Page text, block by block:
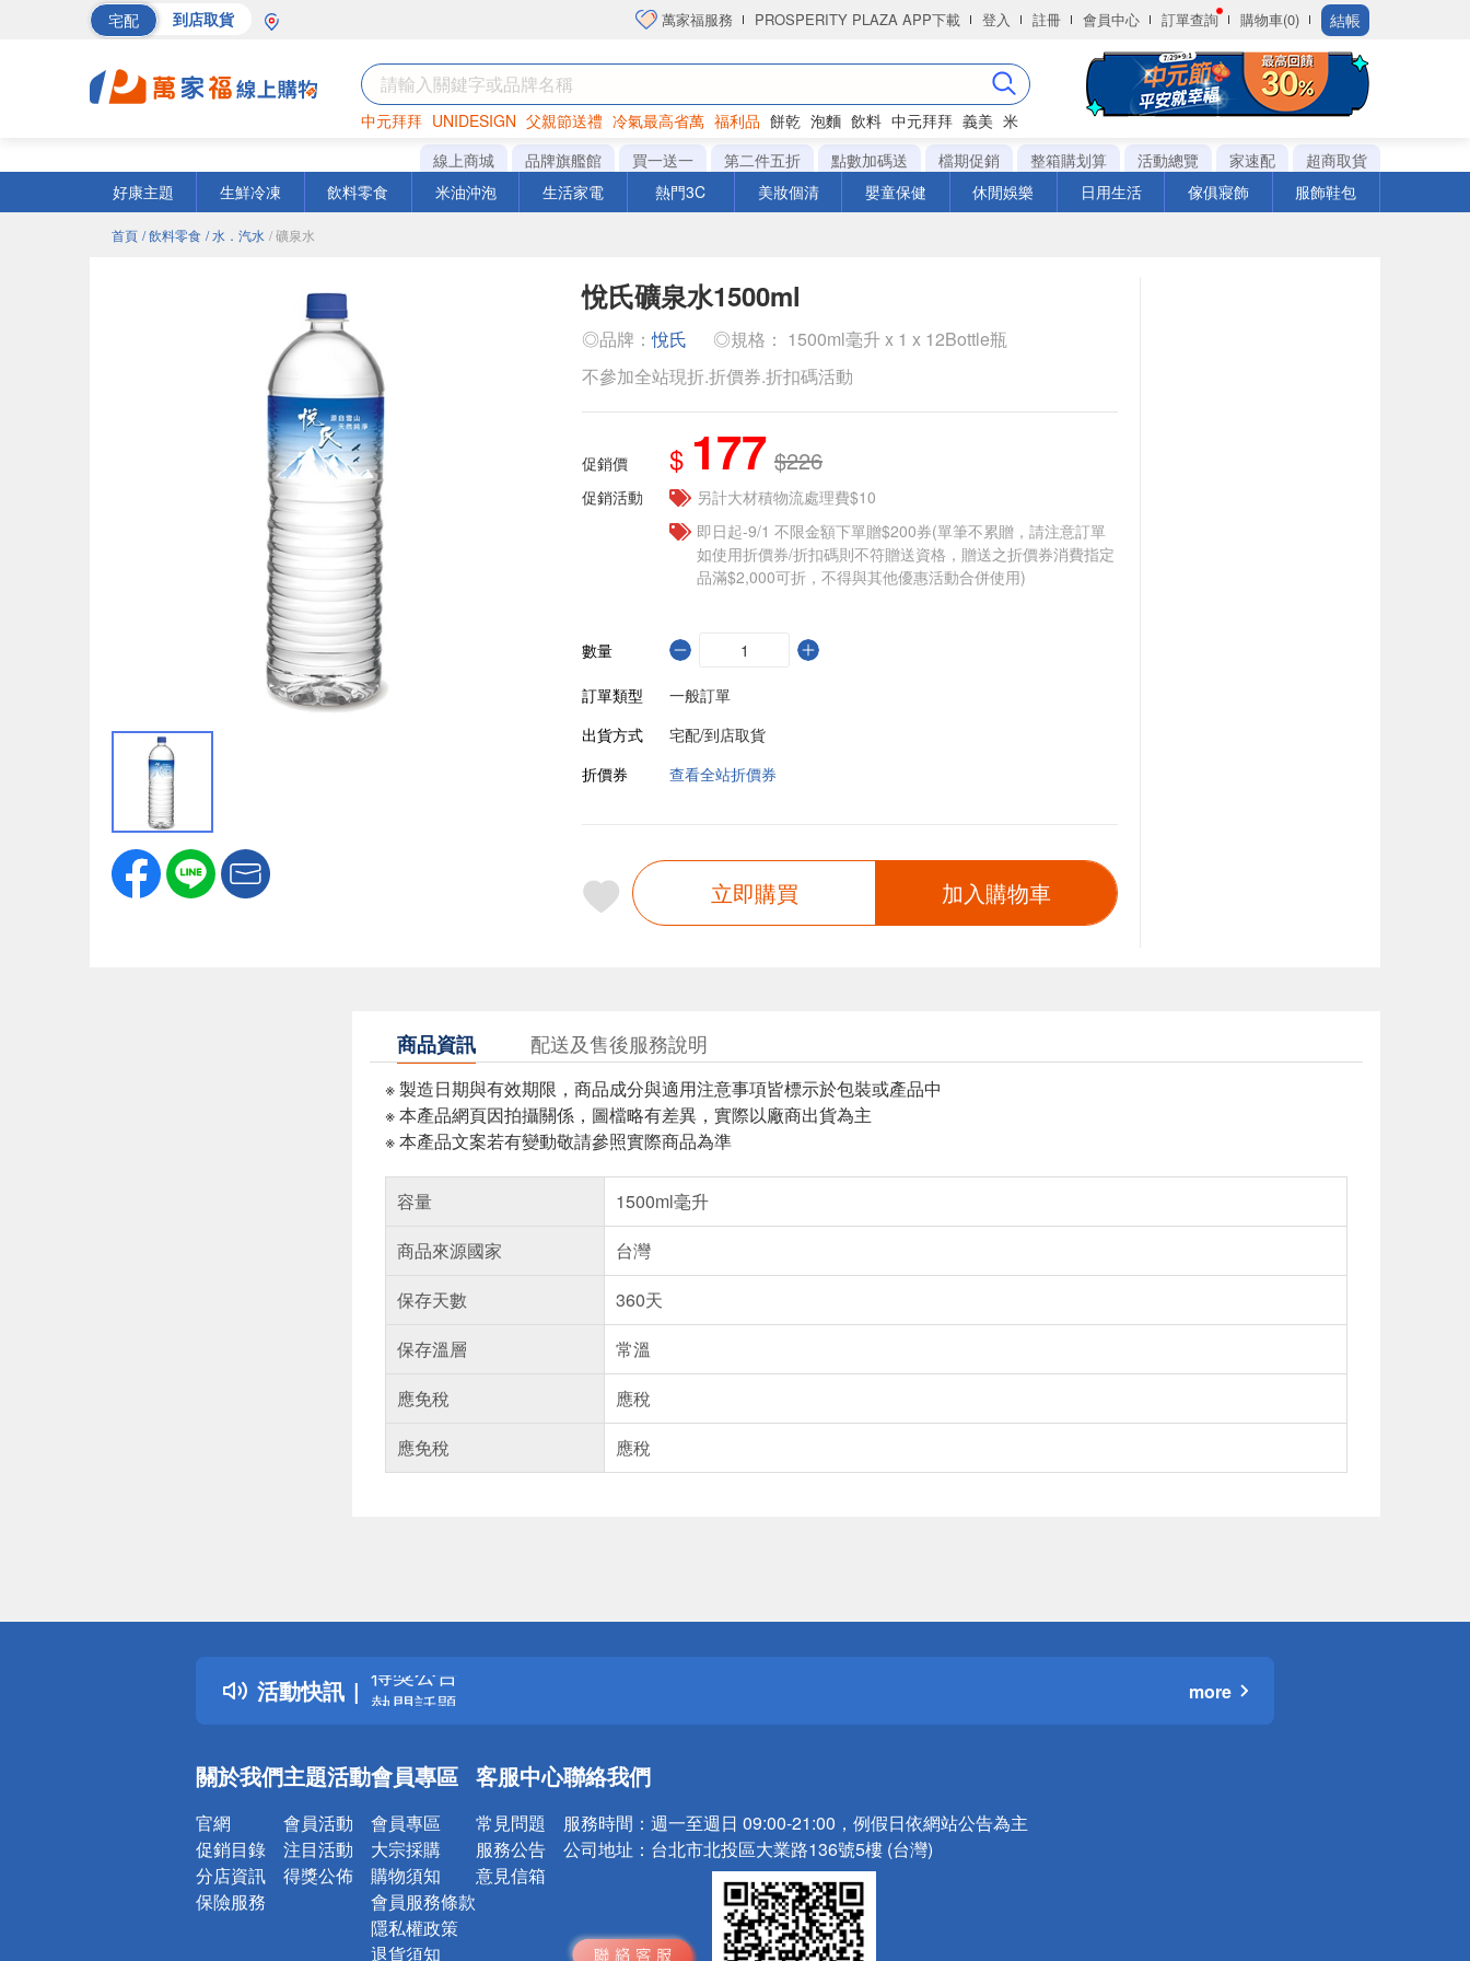
宅配 到店取貨 萬家福服務 PROSPERITY PLAZA APP下載 登入 註冊 會員中心 訂單查詢 購物車(0) 結帳
中元拜拜 UNIDESIGN 父親節送禮 冷氣最高省萬 福利品 餅乾 泡麵 飲料 中元拜拜 義美 米
罐頭 海苔 洋芋片
線上商城 品牌旗艦館 買一送一 第二件五折 點數加碼送 檔期促銷 整箱購划算 活動總覽 家速配
超商取貨
好康主題
生鮮冷凍 飲料零食 米油沖泡 生活家電 熱門3C 美妝個清 嬰童保健 休閒娛樂 日用生活 傢俱寢飾 服飾鞋包
首頁 / 飲料零食 / 水．汽水 / 礦泉水
悅氏礦泉水1500ml
◎品牌：悅氏
◎規格： 1500ml毫升 x 1 x 12Bottle瓶
不參加全站現折.折價券.折扣碼活動
促銷價 $ 177 $226
促銷活動
另計大材積物流處理費$10
即日起-9/1 不限金額下單贈$200券(單筆不累贈，請注意訂單
如使用折價券/折扣碼則不符贈送資格，贈送之折價券消費指定
品滿$2,000可折，不得與其他優惠活動合併使用)
數量
訂單類型
一般訂單
出貨方式
宅配/到店取貨
折價券
查看全站折價券
立即購買 加入購物車
商品資訊 配送及售後服務說明
※ 製造日期與有效期限，商品成分與適用注意事項皆標示於包裝或產品中
※ 本產品網頁因拍攝關係，圖檔略有差異，實際以廠商出貨為主
※ 本產品文案若有變動敬請參照實際商品為準
容量
1500ml毫升
商品來源國家
台灣
保存天數
360天
保存溫層
常溫
應免稅
應稅
應免稅
應稅
活動快訊
詐騙網頁！請小心！
得獎公告
熱門話題
銀行優惠
詐騙網頁！請小心！
more
關於我們
官網
促銷目錄
分店資訊
保險服務
主題活動
會員活動
注目活動
得獎公佈
會員專區
會員專區
大宗採購
購物須知
會員服務條款
隱私權政策
退貨須知
客服中心
常見問題
服務公告
意見信箱
聯絡我們
服務時間： 週一至週日 09:00-21:00，例假日依網站公告為主
公司地址： 台北市北投區大業路136號5樓 (台灣)